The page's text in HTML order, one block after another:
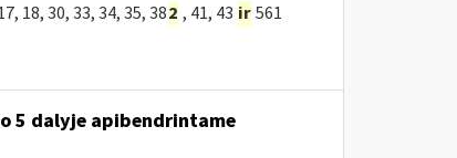
18, 30, 33, 34, 35, 382 , 41, 43 ir 561
5 dalyje apibendrintame